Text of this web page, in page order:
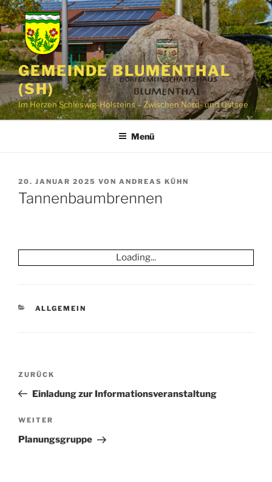
Zum
Inhalt
springen
GEMEINDE BLUMENTHAL
(SH)
Im Herzen Schleswig-Holsteins – Zwischen Nord- und Ostsee
Menü
VERÖFFENTLICHT
AM
20. JANUAR 2025 VON ANDREAS KÜHN
Tannenbaumbrennen
Loading...
KATEGORIEN
ALLGEMEIN
Beitragsnavigation
Vorheriger
Beitrag
ZURÜCK
Einladung zur Informationsveranstaltung
Nächster
Beitrag
WEITER
Planungsgruppe